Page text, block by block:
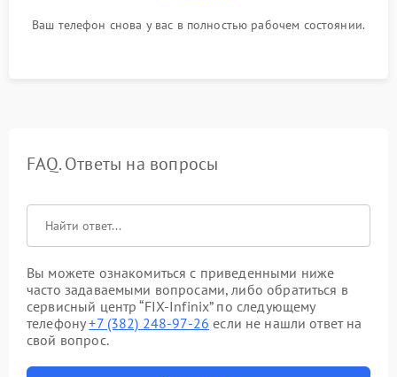
Ваш телефон снова у вас в полностью рабочем состоянии.
FAQ. Ответы на вопросы
Вы можете ознакомиться с приведенными ниже
часто задаваемыми вопросами, либо обратиться в
сервисный центр “FIX-Infinix” по следующему
телефону+7 (382) 248-97-26 если не нашли ответ на
свой вопрос.